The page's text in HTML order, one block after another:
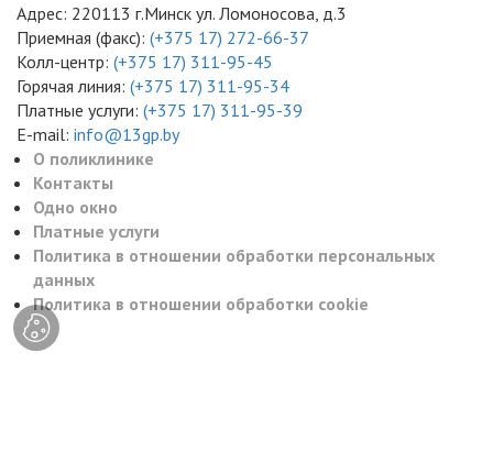
Адрес: 220113 г.Минск ул. Ломоносова, д.3
Приемная (факс): (+375 17) 272-66-37
Колл-центр: (+375 17) 311-95-45
Горячая линия: (+375 17) 311-95-34
Платные услуги: (+375 17) 311-95-39
E-mail: info@13gp.by
О поликлинике
Контакты
Одно окно
Платные услуги
Политика в отношении обработки персональных
данных
Политика в отношении обработки cookie